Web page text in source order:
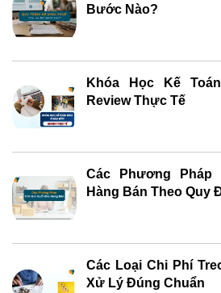
Bước Nào?
Khóa Học Kế
Review Thực Tế
Các Phương Pháp
Hàng Bán Theo Quy
Các Loại Chi Phí
Xử Lý Đúng Chuẩn